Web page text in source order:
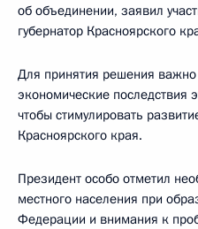
об объединении, заявил
губернатор Красноярского
Для принятия решения важно
экономические последствия
чтобы стимулировать
Красноярского края.
Президент особо отметил
местного населения при
Федерации и внимания к